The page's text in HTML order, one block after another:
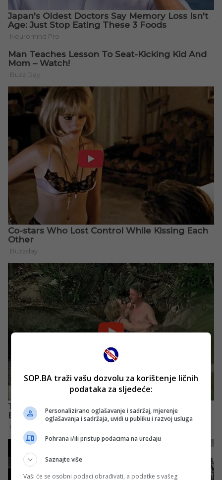
SOP.BA traži vašu dozvolu za korištenje ličnih
podataka za sljedeće:
Personalizirano oglašavanje i sadržaj, mjerenje
oglašavanja i sadržaja, uvidi u publiku i razvoj usluga
Pohrana i/ili pristup podacima na uređaju
Saznajte više
Vaši će se osobni podaci obrađivati, a podatke s vašeg